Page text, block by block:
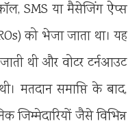
SMS या मैसेजिंग ऐप्स
को भेजा जाता था। यह
थी और वोटर टर्नआउट
मतदान समाप्ति के बाद,
जिम्मेदारियों जैसे विभिन्न